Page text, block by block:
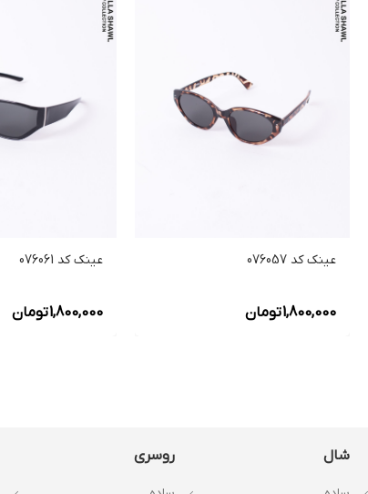
عینک کد 076057
1,800,000تومان
عینک کد 076061
1,800,000تومان
شال روسری